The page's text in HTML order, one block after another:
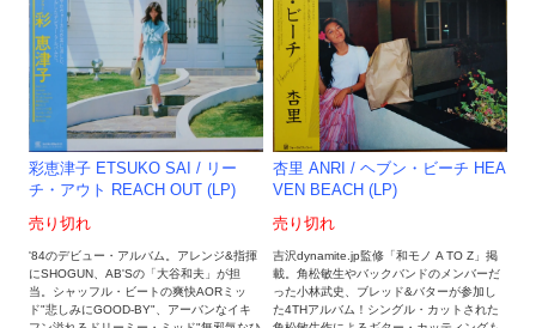
彩恵津子 ETSUKO SAI / リー
チ・アウト REACH OUT (LP)
売り切れ
'84のデビュー・アルバム。アレンジ&指揮
にSHOGUN、AB'Sの「大谷和夫」が担
当。シャッフル・ビートの爽快AORミッ
ド"悲しみにGOOD-BY"、アーバンなイキ
杏里 ANRI / ヘブン・ビーチ HEA
VEN BEACH (LP)
売り切れ
吉沢dynamite.jp監修「和モノ A TO Z」掲
載。角松敏生やバックバンドのメンバーだ
った小林武史、ブレッド&バターが参加し
た4THアルバム！シングル・カットされた